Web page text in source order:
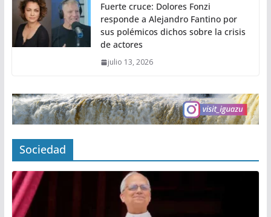
Fuerte cruce: Dolores Fonzi
responde a Alejandro Fantino por
sus polémicos dichos sobre la crisis
de actores
julio 13, 2026
Sociedad